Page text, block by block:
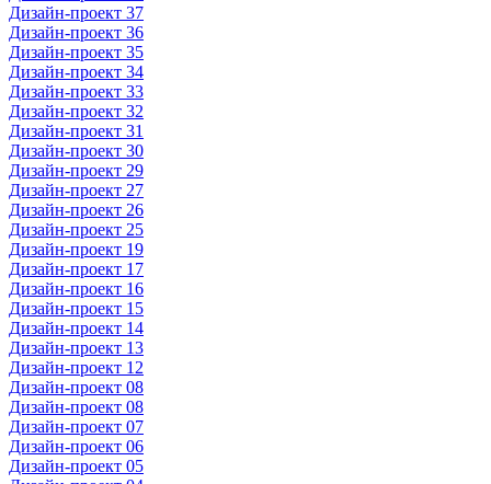
Дизайн-проект 37
Дизайн-проект 36
Дизайн-проект 35
Дизайн-проект 34
Дизайн-проект 33
Дизайн-проект 32
Дизайн-проект 31
Дизайн-проект 30
Дизайн-проект 29
Дизайн-проект 27
Дизайн-проект 26
Дизайн-проект 25
Дизайн-проект 19
Дизайн-проект 17
Дизайн-проект 16
Дизайн-проект 15
Дизайн-проект 14
Дизайн-проект 13
Дизайн-проект 12
Дизайн-проект 08
Дизайн-проект 08
Дизайн-проект 07
Дизайн-проект 06
Дизайн-проект 05